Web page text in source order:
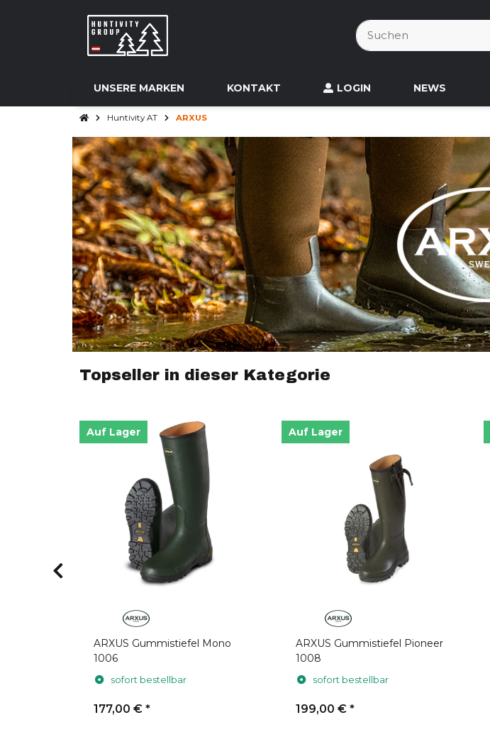
UNSERE MARKEN KONTAKT LOGIN NEWS
Huntivity AT ARXUS
Topseller in dieser Kategorie
Auf Lager
ARXUS Gummistiefel Mono
1006
sofort bestellbar
177,00 € *
Auf Lager
ARXUS Gummistiefel Pioneer
1008
sofort bestellbar
199,00 € *